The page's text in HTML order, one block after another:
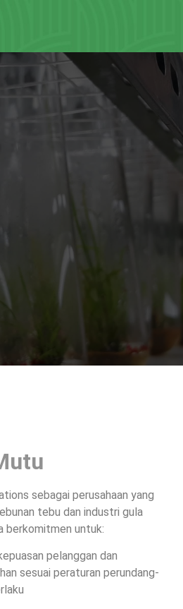
sebagai perusahaan yang
tebu dan industri gula
berkomitmen untuk:
pelanggan dan
sesuai peraturan perundang-